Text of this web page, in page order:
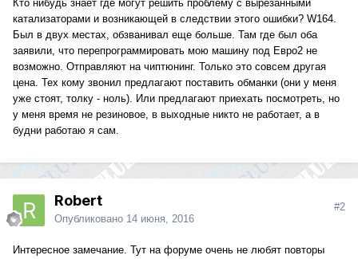
Кто нибудь знает где могут решить проблему с вырезанными
катализаторами и возникающей в следствии этого ошибки? W164.
Был в двух местах, обзванивал еще больше. Там где был оба
заявили, что перепрограммировать мою машину под Евро2 не
возможно. Отправляют на чиптюнинг. Только это совсем другая
цена. Тех кому звонил предлагают поставить обманки (они у меня
уже стоят, толку - ноль). Или предлагают приехать посмотреть, но
у меня время не резиновое, в выходные никто не работает, а в
будни работаю я сам.
Robert
Опубликовано 14 июня, 2016
#2
Интересное замечание. Тут на форуме очень не любят повторы